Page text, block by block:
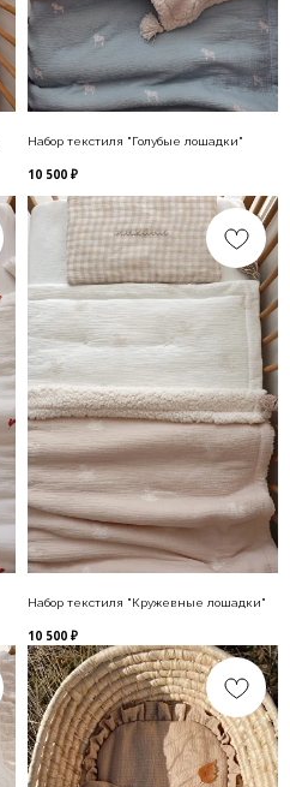
Набор текстиля "Голубые лошадки"
10 500 ₽
Набор текстиля "Кружевные лошадки"
10 500 ₽